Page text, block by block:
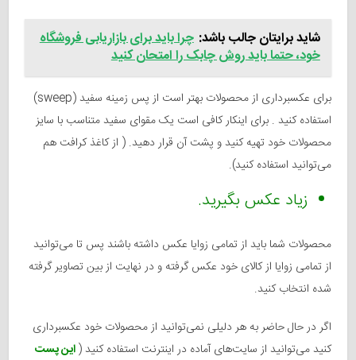
شاید برایتان جالب باشد: چرا باید برای بازاریابی فروشگاه
خود، حتما باید روش چابک را امتحان کنید
برای عکسبرداری از محصولات بهتر است از پس زمینه سفید (sweep)
استفاده کنید . برای اینکار کافی است یک مقوای سفید متناسب با سایز
محصولات خود تهیه کنید و پشت آن قرار دهید. ( از کاغذ کرافت هم
می‌توانید استفاده کنید).
زیاد عکس بگیرید.
محصولات شما باید از تمامی زوایا عکس داشته باشند پس تا می‌توانید
از تمامی زوایا از کالای خود عکس گرفته و در نهایت از بین تصاویر گرفته
شده انتخاب کنید.
اگر در حال حاضر به هر دلیلی نمی‌توانید از محصولات خود عکسبرداری
کنید می‌توانید از سایت‌های آماده در اینترنت استفاده کنید (این پست